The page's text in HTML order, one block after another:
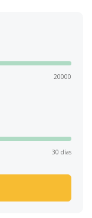
20000
30 días